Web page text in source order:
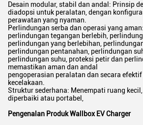
Desain modular, stabil dan andal: Prinsip
diadopsi untuk peralatan, dengan
perawatan yang nyaman.
Perlindungan serba dan operasi yang
perlindungan tegangan berlebih,
perlindungan yang berlebihan,
perlindungan pentanahan, perlindungan
perlindungan suhu, proteksi petir dan
memastikan aman dan andal
pengoperasian peralatan dan secara efektif
kecelakaan.
Struktur sederhana: Menempati ruang
diperbaiki atau portabel,
Pengenalan Produk Wallbox EV Charger